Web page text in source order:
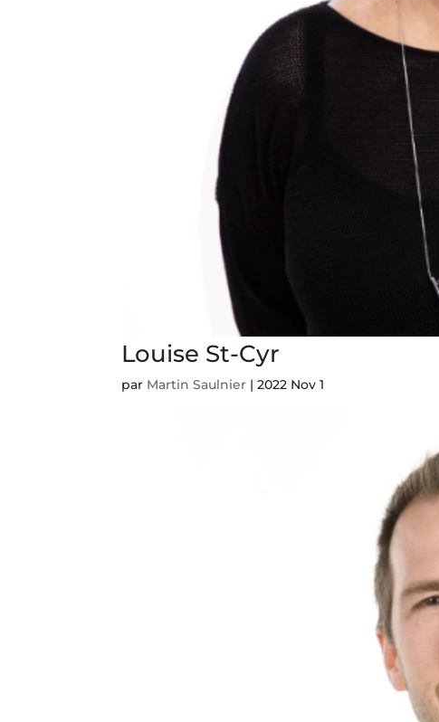
Louise St-Cyr
par Martin Saulnier |2022 Nov 1